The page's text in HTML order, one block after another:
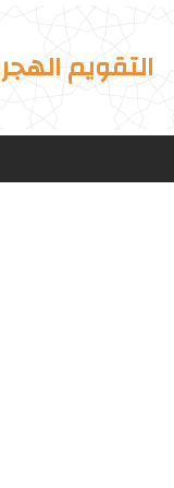
التقويم